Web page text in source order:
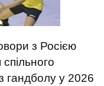
з Росією
гандболу у 2026